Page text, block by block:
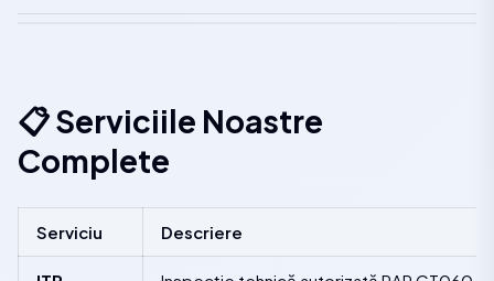
📋 Serviciile Noastre
Complete
Serviciu Descriere